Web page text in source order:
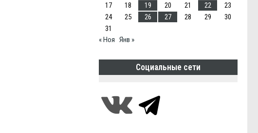
17
18 19 20 21 22
23
24
25 26 27 28 29
30
31
« Ноя Янв »
Социальные сети